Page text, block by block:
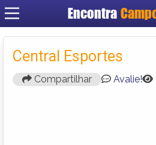
Encontra
Central Esportes
Compartilhar Avalie!